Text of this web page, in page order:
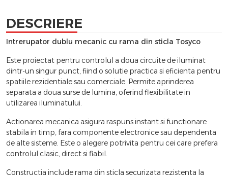
DESCRIERE
Intrerupator dublu mecanic cu rama din sticla Tosyco
Este proiectat pentru controlul a doua circuite de iluminat
dintr-un singur punct, fiind o solutie practica si eficienta pentru
spatiile rezidentiale sau comerciale. Permite aprinderea
separata a doua surse de lumina, oferind flexibilitate in
utilizarea iluminatului.
Actionarea mecanica asigura raspuns instant si functionare
stabila in timp, fara componente electronice sau dependenta
de alte sisteme. Este o alegere potrivita pentru cei care prefera
controlul clasic, direct si fiabil.
Constructia include rama din sticla securizata rezistenta la